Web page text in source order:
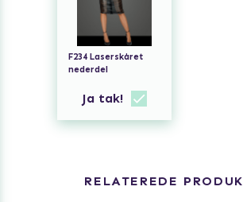
F234 Laserskåret
nederdel
Ja tak!
RELATEREDE